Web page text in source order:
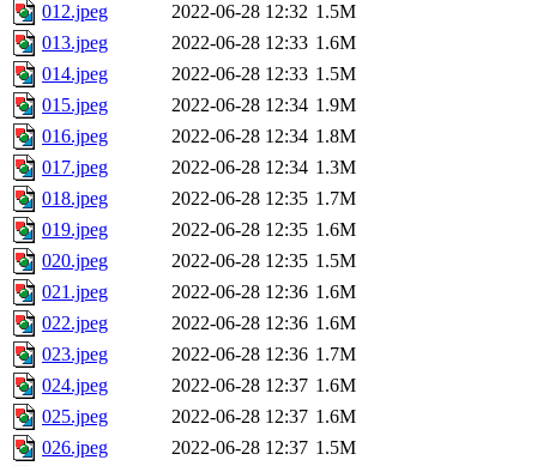
012.jpeg
2022-06-28 12:32 1.5M
013.jpeg
2022-06-28 12:33 1.6M
014.jpeg
2022-06-28 12:33 1.5M
015.jpeg
2022-06-28 12:34 1.9M
016.jpeg
2022-06-28 12:34 1.8M
017.jpeg
2022-06-28 12:34 1.3M
018.jpeg
2022-06-28 12:35 1.7M
019.jpeg
2022-06-28 12:35 1.6M
020.jpeg
2022-06-28 12:35 1.5M
021.jpeg
2022-06-28 12:36 1.6M
022.jpeg
2022-06-28 12:36 1.6M
023.jpeg
2022-06-28 12:36 1.7M
024.jpeg
2022-06-28 12:37 1.6M
025.jpeg
2022-06-28 12:37 1.6M
026.jpeg
2022-06-28 12:37 1.5M